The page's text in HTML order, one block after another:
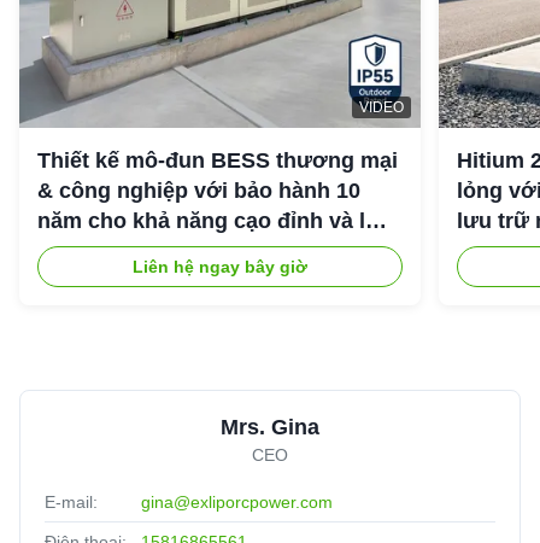
VIDEO
Thiết kế mô-đun BESS thương mại
& công nghiệp với bảo hành 10
năm cho khả năng cạo đỉnh và lưu
trữ năng lượng công nghiệp
Liên hệ ngay bây giờ
Hitium
lỏng
lưu trữ
Mrs. Gina
CEO
E-mail: gina@exliporcpower.com